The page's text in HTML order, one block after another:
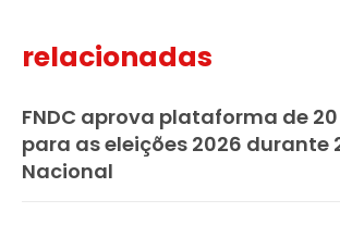
relacionadas
FNDC aprova plataforma de
para as eleições 2026 durante
Nacional